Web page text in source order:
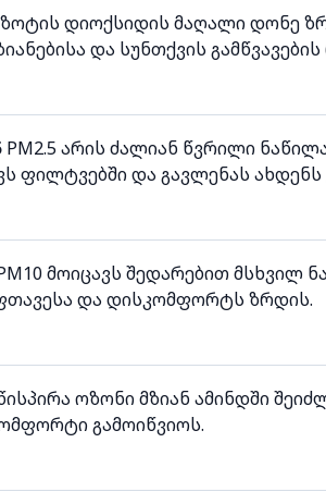
დიოქსიდის მაღალი დონე
და სუნთქვის გამწვავების
PM2.5 არის ძალიან წვრილი
ფილტვებში და გავლენას
მოიცავს შედარებით მსხვილ
და დისკომფორტს ზრდის.
ოზონი მზიან ამინდში
გამოიწვიოს.